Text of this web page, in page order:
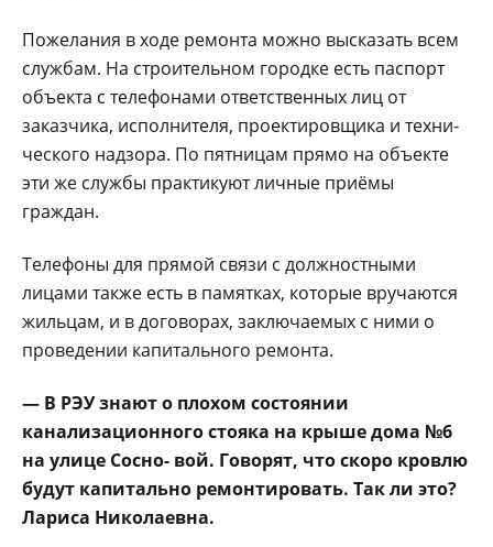
Пожелания в ходе ре­монта можно высказать всем
службам. На строи­тельном городке есть па­спорт
объекта с телефона­ми ответственных лиц от
заказчика, исполнителя, проектировщика и техни­
ческого надзора. По пят­ницам прямо на объекте
эти же службы практикуют личные приёмы
граждан.
Телефоны для прямой связи с должностными
лицами также есть в па­мятках, которые вручают­ся
жильцам, и в догово­рах, заключаемых с ними о
проведении капитально­го ремонта.
— В РЭУ знают о плохом состоя­нии
канализационного стояка на крыше дома №6
на улице Сосно- вой. Говорят, что скоро кровлю
будут капи­тально ремонтировать. Так ли это?
Лариса Ни­колаевна.